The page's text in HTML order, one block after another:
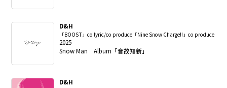
D&H
「BOOST」co lyric/co produce「Nine Snow Charge!!」co produce
2025
Snow Man Album「音故知新」
D&H